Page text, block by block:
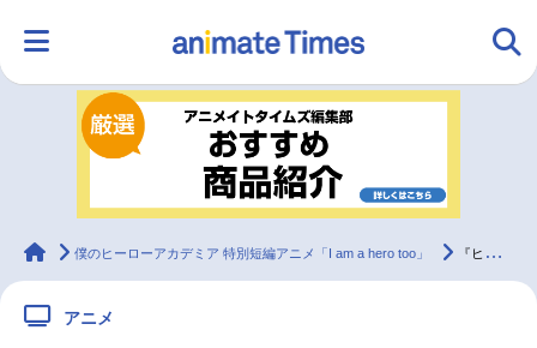
ランキング アニメ
ラジオ
animateTimes
僕のヒーローアカデミア 特別短編アニメ「I am a hero too」 『ヒロアカ』特別短編アニメ「I am a hero too」制作決定！
アニメ